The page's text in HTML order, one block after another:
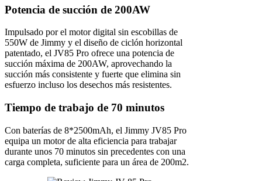
Potencia de succión de 200AW
Impulsado por el motor digital sin escobillas de
550W de Jimmy y el diseño de ciclón horizontal
patentado, el JV85 Pro ofrece una potencia de
succión máxima de 200AW, aprovechando la
succión más consistente y fuerte que elimina sin
esfuerzo incluso los desechos más resistentes.
Tiempo de trabajo de 70 minutos
Con baterías de 8*2500mAh, el Jimmy JV85 Pro
equipa un motor de alta eficiencia para trabajar
durante unos 70 minutos sin precedentes con una
carga completa, suficiente para un área de 200m2.